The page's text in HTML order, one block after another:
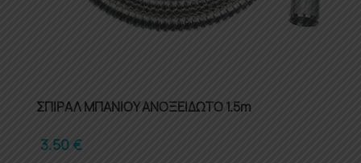
ΣΠΙΡΑΛ ΜΠΑΝΙΟΥ ΑΝΟΞΕΙΔΩΤΟ 1.5m
3.50€